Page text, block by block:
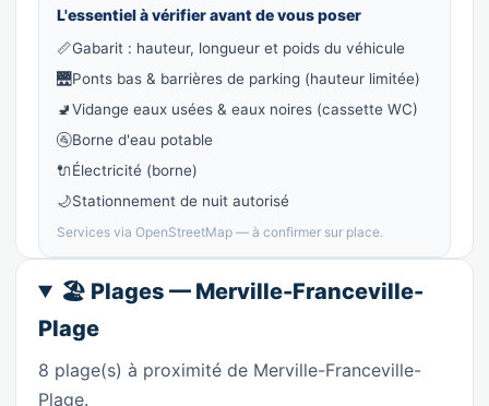
L'essentiel à vérifier avant de vous poser
📏Gabarit : hauteur, longueur et poids du véhicule
🌉Ponts bas & barrières de parking (hauteur limitée)
🚽Vidange eaux usées & eaux noires (cassette WC)
🚰Borne d'eau potable
🔌Électricité (borne)
🌙Stationnement de nuit autorisé
Services via OpenStreetMap — à confirmer sur place.
🏖️ Plages — Merville-Franceville-
Plage
8 plage(s) à proximité de Merville-Franceville-
Plage.